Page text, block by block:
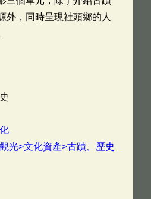
外，同時呈現社頭鄉的人
光>文化資產>古蹟、歷史